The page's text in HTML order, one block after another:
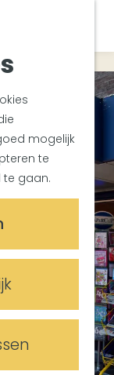
mogelijk
te
te gaan.
kaart
Events